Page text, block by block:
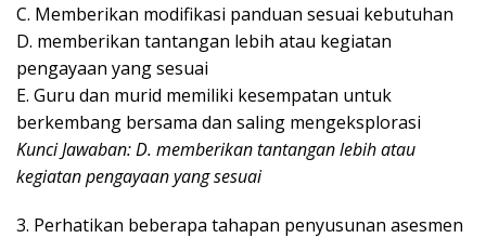
C. Memberikan modifikasi panduan sesuai kebutuhan
D. memberikan tantangan lebih atau kegiatan
pengayaan yang sesuai
E. Guru dan murid memiliki kesempatan untuk
berkembang bersama dan saling mengeksplorasi
Kunci Jawaban: D. memberikan tantangan lebih atau
kegiatan pengayaan yang sesuai
3. Perhatikan beberapa tahapan penyusunan asesmen